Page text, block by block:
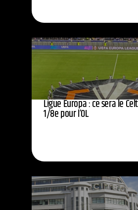
Ligue Europa : ce sera le
1/8e pour l’OL